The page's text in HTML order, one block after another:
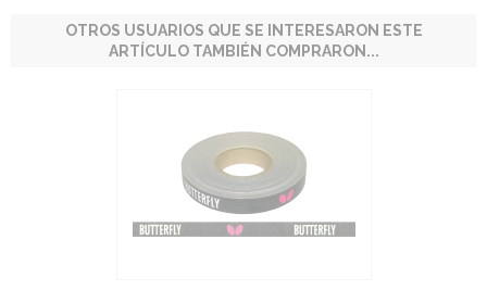
OTROS USUARIOS QUE SE INTERESARON ESTE
ARTÍCULO TAMBIÉN COMPRARON...